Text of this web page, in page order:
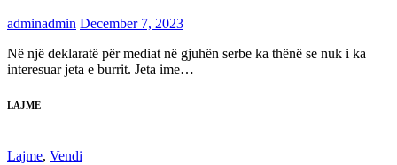
adminadmin December 7, 2023
Në një deklaratë për mediat në gjuhën serbe ka thënë se nuk i ka
interesuar jeta e burrit. Jeta ime…
LAJME
Lajme, Vendi